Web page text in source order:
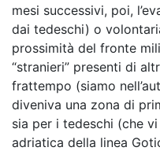
mesi successivi, poi,
dai tedeschi) o
prossimità del fronte
“stranieri” presenti di
frattempo (siamo
diveniva una zona di
sia per i tedeschi (che
adriatica della linea